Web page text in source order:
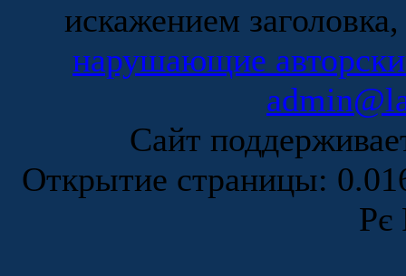
искажением
нарушающие
Сайт
Открытие страницы:
Рє